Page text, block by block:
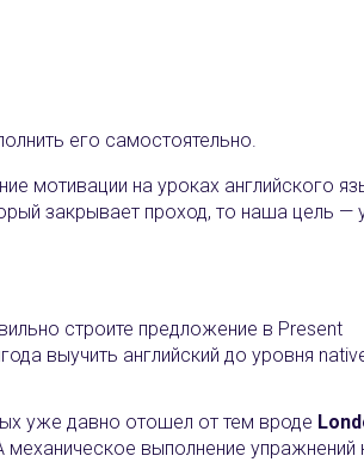
его самостоятельно.
мотивации на уроках английского
закрывает проход, то наша цель
строите предложение в Present
выучить английский до уровня
уже давно отошел от тем вроде
выполнение упражнений